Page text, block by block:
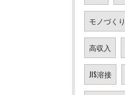
モノづくり
高収入
JIS溶接